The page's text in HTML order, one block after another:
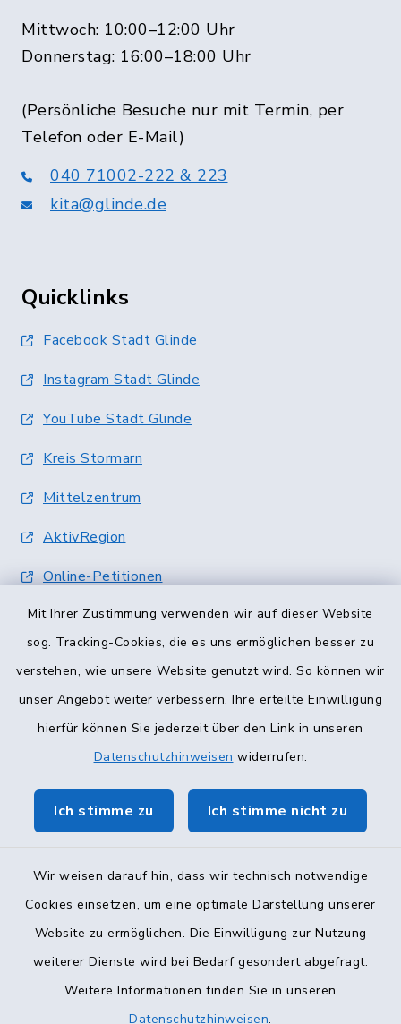
Mit Ihrer Zustimmung verwenden wir auf dieser Website
sog. Tracking-Cookies, die es uns ermöglichen besser zu
verstehen, wie unsere Website genutzt wird. So können wir
unser Angebot weiter verbessern. Ihre erteilte Einwilligung
hierfür können Sie jederzeit über den Link in unseren
Datenschutzhinweisen widerrufen.
Ich stimme zu Ich stimme nicht zu
Wir weisen darauf hin, dass wir technisch notwendige
Cookies einsetzen, um eine optimale Darstellung unserer
Website zu ermöglichen. Die Einwilligung zur Nutzung
weiterer Dienste wird bei Bedarf gesondert abgefragt.
Weitere Informationen finden Sie in unseren
Datenschutzhinweisen.
Mittwoch: 10:00–12:00 Uhr
Donnerstag: 16:00–18:00 Uhr
(Persönliche Besuche nur mit Termin, per
Telefon oder E-Mail)
040 71002-222 & 223
kita@glinde.de
Quicklinks
Facebook Stadt Glinde
Instagram Stadt Glinde
YouTube Stadt Glinde
Kreis Stormarn
Mittelzentrum
AktivRegion
Online-Petitionen
Terminvergabe
Barrierefreiheit